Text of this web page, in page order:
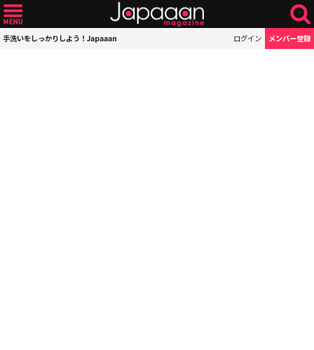
手洗いをしっかりしよう！Japaaan ログイン メンバー登録